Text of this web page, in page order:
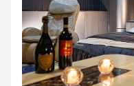
・チェックイン後の外出可
ます）
・お食事はすべて有料とな
・部屋のご指定はできませ
・メンバー割引やクーポン
■観光スポット